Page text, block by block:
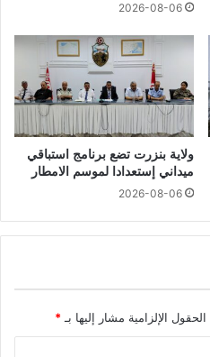
2026-08-06
ولاية بنزرت تضع برنامج استباقي
ميداني إستعدادا لموسم الامطار
2026-08-06
الحقول الإلزامية مشار إليها بـ *